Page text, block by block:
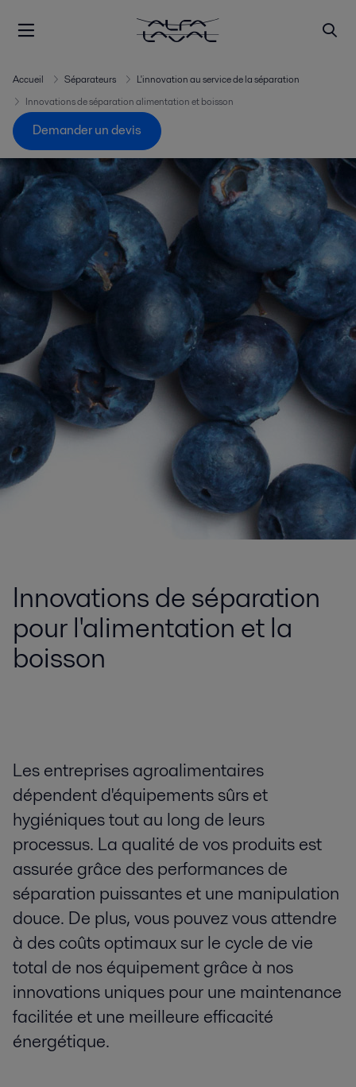
Accueil Séparateurs
L'innovation au service de la séparation
Innovations de séparation alimentation et boisson
Demander un devis
Innovations de séparation
pour l'alimentation et la
boisson
Les entreprises agroalimentaires
dépendent d'équipements sûrs et
hygiéniques tout au long de leurs
processus. La qualité de vos produits est
assurée grâce des performances de
séparation puissantes et une manipulation
douce. De plus, vous pouvez vous attendre
à des coûts optimaux sur le cycle de vie
total de nos équipement grâce à nos
innovations uniques pour une maintenance
facilitée et une meilleure efficacité
énergétique.